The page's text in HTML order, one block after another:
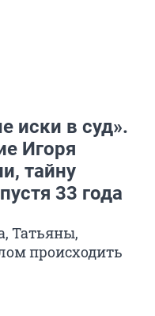
иски в суд».
Игоря
тайну
33 года
Татьяны,
происходить